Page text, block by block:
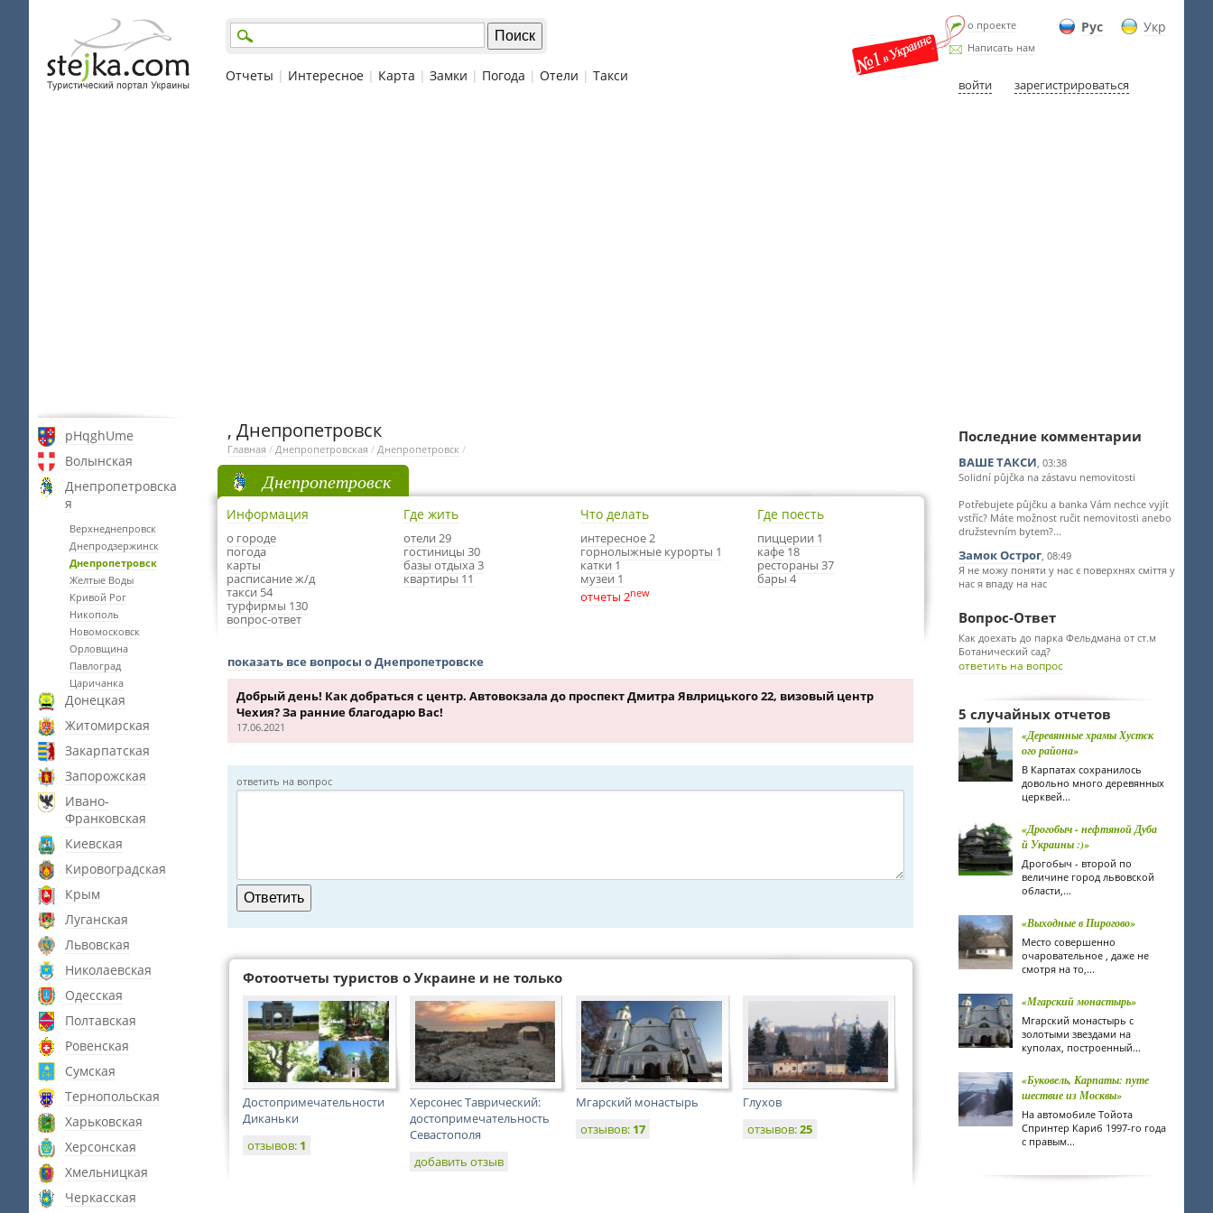
Рус Укр
о проекте
Написать нам
войти зарегистрироваться
Отчеты | Интересное | Карта | Замки | Погода | Отели | Такси
pHqghUme
Волынская
Днепропетровска
я
Верхнеднепровск
Днепродзержинск
Днепропетровск
Желтые Воды
Кривой Рог
Никополь
Новомосковск
Орловщина
Павлоград
Царичанка
Донецкая
Житомирская
Закарпатская
Запорожская
Ивано-
Франковская
Киевская
Кировоградская
Крым
Луганская
Львовская
Николаевская
Одесская
Полтавская
Ровенская
Сумская
Тернопольская
Харьковская
Херсонская
Хмельницкая
Черкасская
, Днепропетровск
Главная / Днепропетровская / Днепропетровск /
Днепропетровск
Информация
о городе
погода
карты
расписание ж/д
такси 54
турфирмы 130
вопрос-ответ
Где жить
отели 29
гостиницы 30
базы отдыха 3
квартиры 11
Что делать
интересное 2
горнолыжные курорты 1
катки 1
музеи 1
отчеты 2new
Где поесть
пиццерии 1
кафе 18
рестораны 37
бары 4
показать все вопросы о Днепропетровске
Добрый день! Как добраться с центр. Автовокзала до проспект Дмитра Явлрицького 22, визовый центр
Чехия? За ранние благодарю Вас!
17.06.2021
ответить на вопрос
Фотоотчеты туристов о Украине и не только
Достопримечательности
Диканьки
отзывов: 1
Херсонес Таврический:
достопримечательность
Севастополя
добавить отзыв
Мгарский монастырь
отзывов: 17
Глухов
отзывов:25
Последние комментарии
ВАШЕ ТАКСИ, 03:38
Solidní půjčka na zástavu nemovitosti
Potřebujete půjčku a banka Vám nechce vyjít
vstříc? Máte možnost ručit nemovitosti anebo
družstevním bytem?...
Замок Острог, 08:49
Я не можу поняти у нас є поверхнях сміття у
нас я впаду на нас
Вопрос-Ответ
Как доехать до парка Фельдмана от ст.м
Ботанический сад?
ответить на вопрос
5 случайных отчетов
«Деревянные храмы Хустск
ого района»
В Карпатах сохранилось
довольно много деревянных
церквей...
«Дрогобыч - нефтяной Дуба
й Украины :)»
Дрогобыч - второй по
величине город львовской
области,...
«Выходные в Пирогово»
Место совершенно
очаровательное , даже не
смотря на то,...
«Мгарский монастырь»
Мгарский монастырь с
золотыми звездами на
куполах, построенный...
«Буковель, Карпаты: путе
шествие из Москвы»
На автомобиле Тойота
Спринтер Кариб 1997-го года
с правым...